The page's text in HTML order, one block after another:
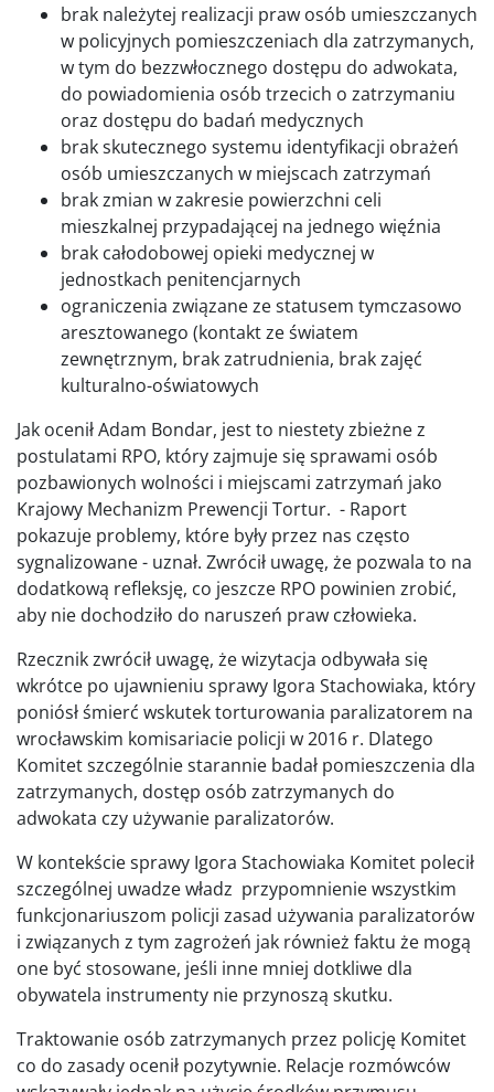
brak należytej realizacji praw osób umieszczanych
w policyjnych pomieszczeniach dla zatrzymanych,
w tym do bezzwłocznego dostępu do adwokata,
do powiadomienia osób trzecich o zatrzymaniu
oraz dostępu do badań medycznych
brak skutecznego systemu identyfikacji obrażeń
osób umieszczanych w miejscach zatrzymań
brak zmian w zakresie powierzchni celi
mieszkalnej przypadającej na jednego więźnia
brak całodobowej opieki medycznej w
jednostkach penitencjarnych
ograniczenia związane ze statusem tymczasowo
aresztowanego (kontakt ze światem
zewnętrznym, brak zatrudnienia, brak zajęć
kulturalno-oświatowych
Jak ocenił Adam Bondar, jest to niestety zbieżne z
postulatami RPO, który zajmuje się sprawami osób
pozbawionych wolności i miejscami zatrzymań jako
Krajowy Mechanizm Prewencji Tortur. - Raport
pokazuje problemy, które były przez nas często
sygnalizowane - uznał. Zwrócił uwagę, że pozwala to na
dodatkową refleksję, co jeszcze RPO powinien zrobić,
aby nie dochodziło do naruszeń praw człowieka.
Rzecznik zwrócił uwagę, że wizytacja odbywała się
wkrótce po ujawnieniu sprawy Igora Stachowiaka, który
poniósł śmierć wskutek torturowania paralizatorem na
wrocławskim komisariacie policji w 2016 r. Dlatego
Komitet szczególnie starannie badał pomieszczenia dla
zatrzymanych, dostęp osób zatrzymanych do
adwokata czy używanie paralizatorów.
W kontekście sprawy Igora Stachowiaka Komitet polecił
szczególnej uwadze władz przypomnienie wszystkim
funkcjonariuszom policji zasad używania paralizatorów
i związanych z tym zagrożeń jak również faktu że mogą
one być stosowane, jeśli inne mniej dotkliwe dla
obywatela instrumenty nie przynoszą skutku.
Traktowanie osób zatrzymanych przez policję Komitet
co do zasady ocenił pozytywnie. Relacje rozmówców